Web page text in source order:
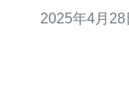
加坡服务器，为您
2025年4月28